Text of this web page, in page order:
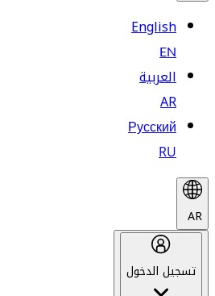
English
EN
العربية
AR
Русский
RU
AR
تسجيل الدخول